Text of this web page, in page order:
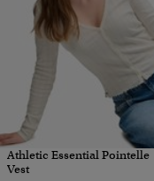
Athletic Essential Pointelle
Vest